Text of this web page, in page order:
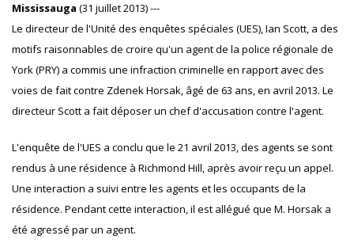
Mississauga (31 juillet 2013) ---
Le directeur de l'Unité des enquêtes spéciales (UES), Ian Scott, a des
motifs raisonnables de croire qu'un agent de la police régionale de
York (PRY) a commis une infraction criminelle en rapport avec des
voies de fait contre Zdenek Horsak, âgé de 63 ans, en avril 2013. Le
directeur Scott a fait déposer un chef d'accusation contre l'agent.
L'enquête de l'UES a conclu que le 21 avril 2013, des agents se sont
rendus à une résidence à Richmond Hill, après avoir reçu un appel.
Une interaction a suivi entre les agents et les occupants de la
résidence. Pendant cette interaction, il est allégué que M. Horsak a
été agressé par un agent.